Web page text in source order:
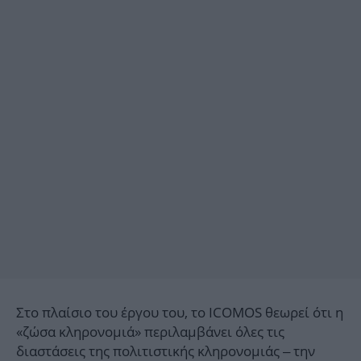
Στο πλαίσιο του έργου του, το ICOMOS θεωρεί ότι η
«ζώσα κληρονομιά» περιλαμβάνει όλες τις
διαστάσεις της πολιτιστικής κληρονομιάς – την